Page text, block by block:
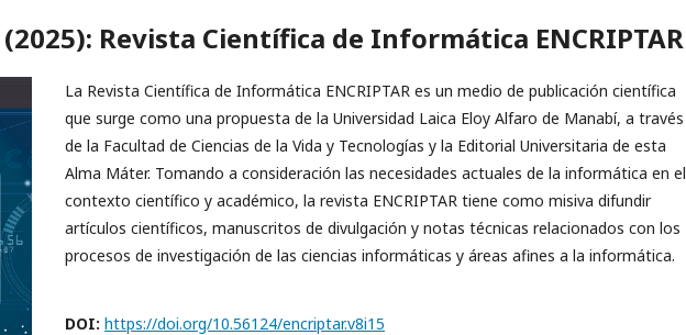
Revista Científica de Informática ENCRIPTAR
La Revista Científica de Informática ENCRIPTAR es un medio de publicación científica
que surge como una propuesta de la Universidad Laica Eloy Alfaro de Manabí, a través
de la Facultad de Ciencias de la Vida y Tecnologías y la Editorial Universitaria de esta
Alma Máter. Tomando a consideración las necesidades actuales de la informática en el
contexto científico y académico, la revista ENCRIPTAR tiene como misiva difundir
artículos científicos, manuscritos de divulgación y notas técnicas relacionados con los
procesos de investigación de las ciencias informáticas y áreas afines a la informática.
DOI: https://doi.org/10.56124/encriptar.v8i15